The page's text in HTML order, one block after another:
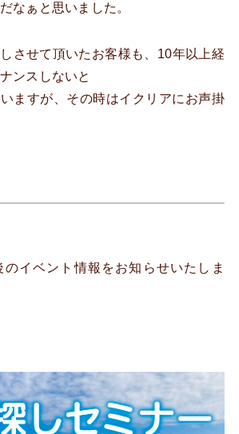
なぁと思いました。
させて頂いたお客様も、10年以上経
ンスしないと
ますが、その時はイクリアにお声掛
イベント情報をお知らせいたしま